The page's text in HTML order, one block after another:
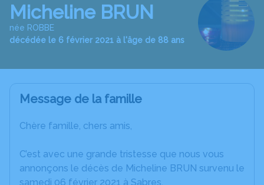
Micheline BRUN
née ROBBE
décédée le 6 février 2021 à l'âge de 88 ans
Message de la famille
Chère famille, chers amis,
C’est avec une grande tristesse que nous vous
annonçons le décès de Micheline BRUN survenu le
samedi 06 février 2021 à Sabres.